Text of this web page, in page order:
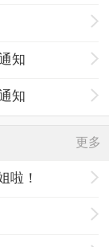
知
知
更多
啦！